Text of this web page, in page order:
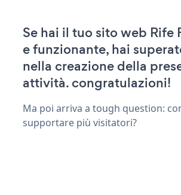
Se hai il tuo sito web Rife
e funzionante, hai
nella creazione della
attività. congratulazioni!
Ma poi arriva a tough question:
supportare più visitatori?